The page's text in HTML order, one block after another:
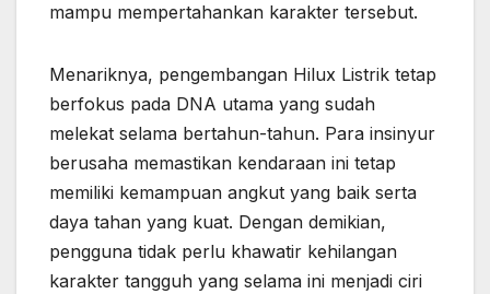
mampu mempertahankan karakter tersebut.
Menariknya, pengembangan Hilux Listrik tetap
berfokus pada DNA utama yang sudah
melekat selama bertahun-tahun. Para insinyur
berusaha memastikan kendaraan ini tetap
memiliki kemampuan angkut yang baik serta
daya tahan yang kuat. Dengan demikian,
pengguna tidak perlu khawatir kehilangan
karakter tangguh yang selama ini menjadi ciri